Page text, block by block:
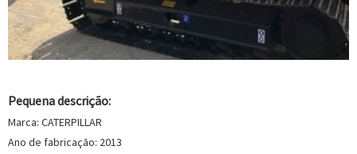
Pequena descrição:
Marca: CATERPILLAR
Ano de fabricação: 2013